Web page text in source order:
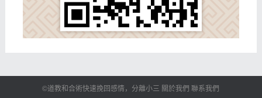
©道教和合術快速挽回感情，分離小三 關於我們 聯系我們